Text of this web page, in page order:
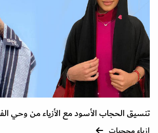
تنسيق الحجاب الأسود مع الأزياء من وحي